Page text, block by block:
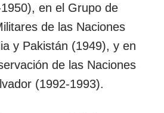
en el Grupo de
de las Naciones
y Pakistán (1949), y en
de las Naciones
(1992-1993).